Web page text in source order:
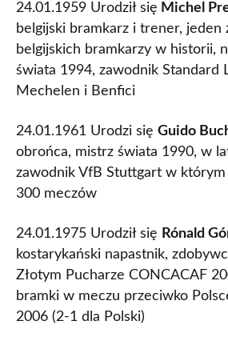
24.01.1959 Urodził się Michel
belgijski bramkarz i trener, jeden
belgijskich bramkarzy w historii,
świata 1994, zawodnik Standard
Mechelen i Benfici
24.01.1961 Urodzi się Guido
obrońca, mistrz świata 1990, w
zawodnik VfB Stuttgart w którym
300 meczów
24.01.1975 Urodził się Rónald
kostarykański napastnik,
Złotym Pucharze CONCACAF
bramki w meczu przeciwko
2006 (2-1 dla Polski)